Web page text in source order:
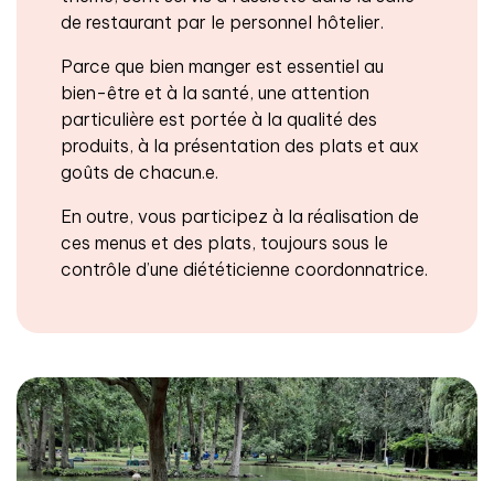
de restaurant par le personnel hôtelier.
Parce que bien manger est essentiel au
bien-être et à la santé, une attention
particulière est portée à la qualité des
produits, à la présentation des plats et aux
goûts de chacun.e.
En outre, vous participez à la réalisation de
ces menus et des plats, toujours sous le
contrôle d’une diététicienne coordonnatrice.